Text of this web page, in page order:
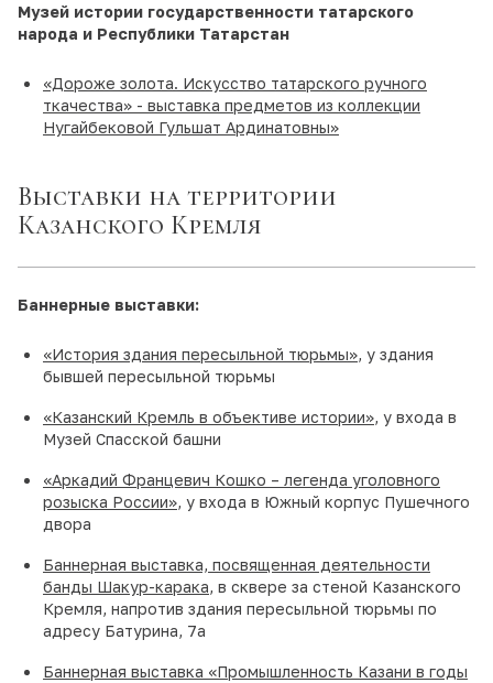
Музей истории государственности татарского
народа и Республики Татарстан
«Дороже золота. Искусство татарского ручного
ткачества» - выставка предметов из коллекции
Нугайбековой Гульшат Ардинатовны»
Выставки на территории
Казанского Кремля
Баннерные выставки:
«История здания пересыльной тюрьмы», у здания
бывшей пересыльной тюрьмы
«Казанский Кремль в объективе истории», у входа в
Музей Спасской башни
«Аркадий Францевич Кошко – легенда уголовного
розыска России», у входа в Южный корпус Пушечного
двора
Баннерная выставка, посвященная деятельности
банды Шакур-карака, в сквере за стеной Казанского
Кремля, напротив здания пересыльной тюрьмы по
адресу Батурина, 7а
Баннерная выставка «Промышленность Казани в годы